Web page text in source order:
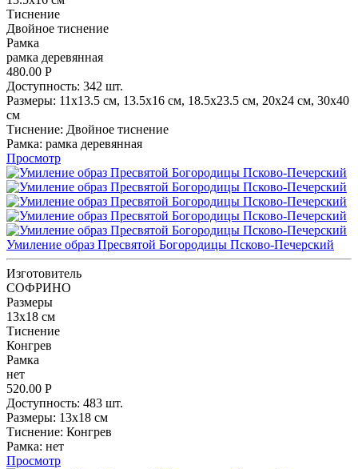
Тиснение
Двойное тиснение
Рамка
рамка деревянная
480.00 Р
Доступность: 342 шт.
Размеpы: 11x13.5 см, 13.5x16 см, 18.5x23.5 см, 20x24 см, 30x40
см
Тиснение: Двойное тиснение
Рамка: рамка деревянная
Просмотр
Умиление образ Пресвятой Богородицы Псково-Печерский
Изготовитель
СОФРИНО
Размеpы
13x18 см
Тиснение
Конгрев
Рамка
нет
520.00 Р
Доступность: 483 шт.
Размеpы: 13x18 см
Тиснение: Конгрев
Рамка: нет
Просмотр